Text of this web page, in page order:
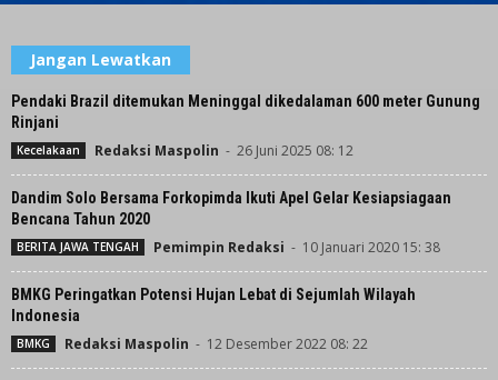
Jangan Lewatkan
Pendaki Brazil ditemukan Meninggal dikedalaman 600 meter Gunung
Rinjani
Kecelakaan Redaksi Maspolin - 26 Juni 2025 08: 12
Dandim Solo Bersama Forkopimda Ikuti Apel Gelar Kesiapsiagaan
Bencana Tahun 2020
BERITA JAWA TENGAH Pemimpin Redaksi - 10 Januari 2020 15: 38
BMKG Peringatkan Potensi Hujan Lebat di Sejumlah Wilayah
Indonesia
BMKG Redaksi Maspolin - 12 Desember 2022 08: 22